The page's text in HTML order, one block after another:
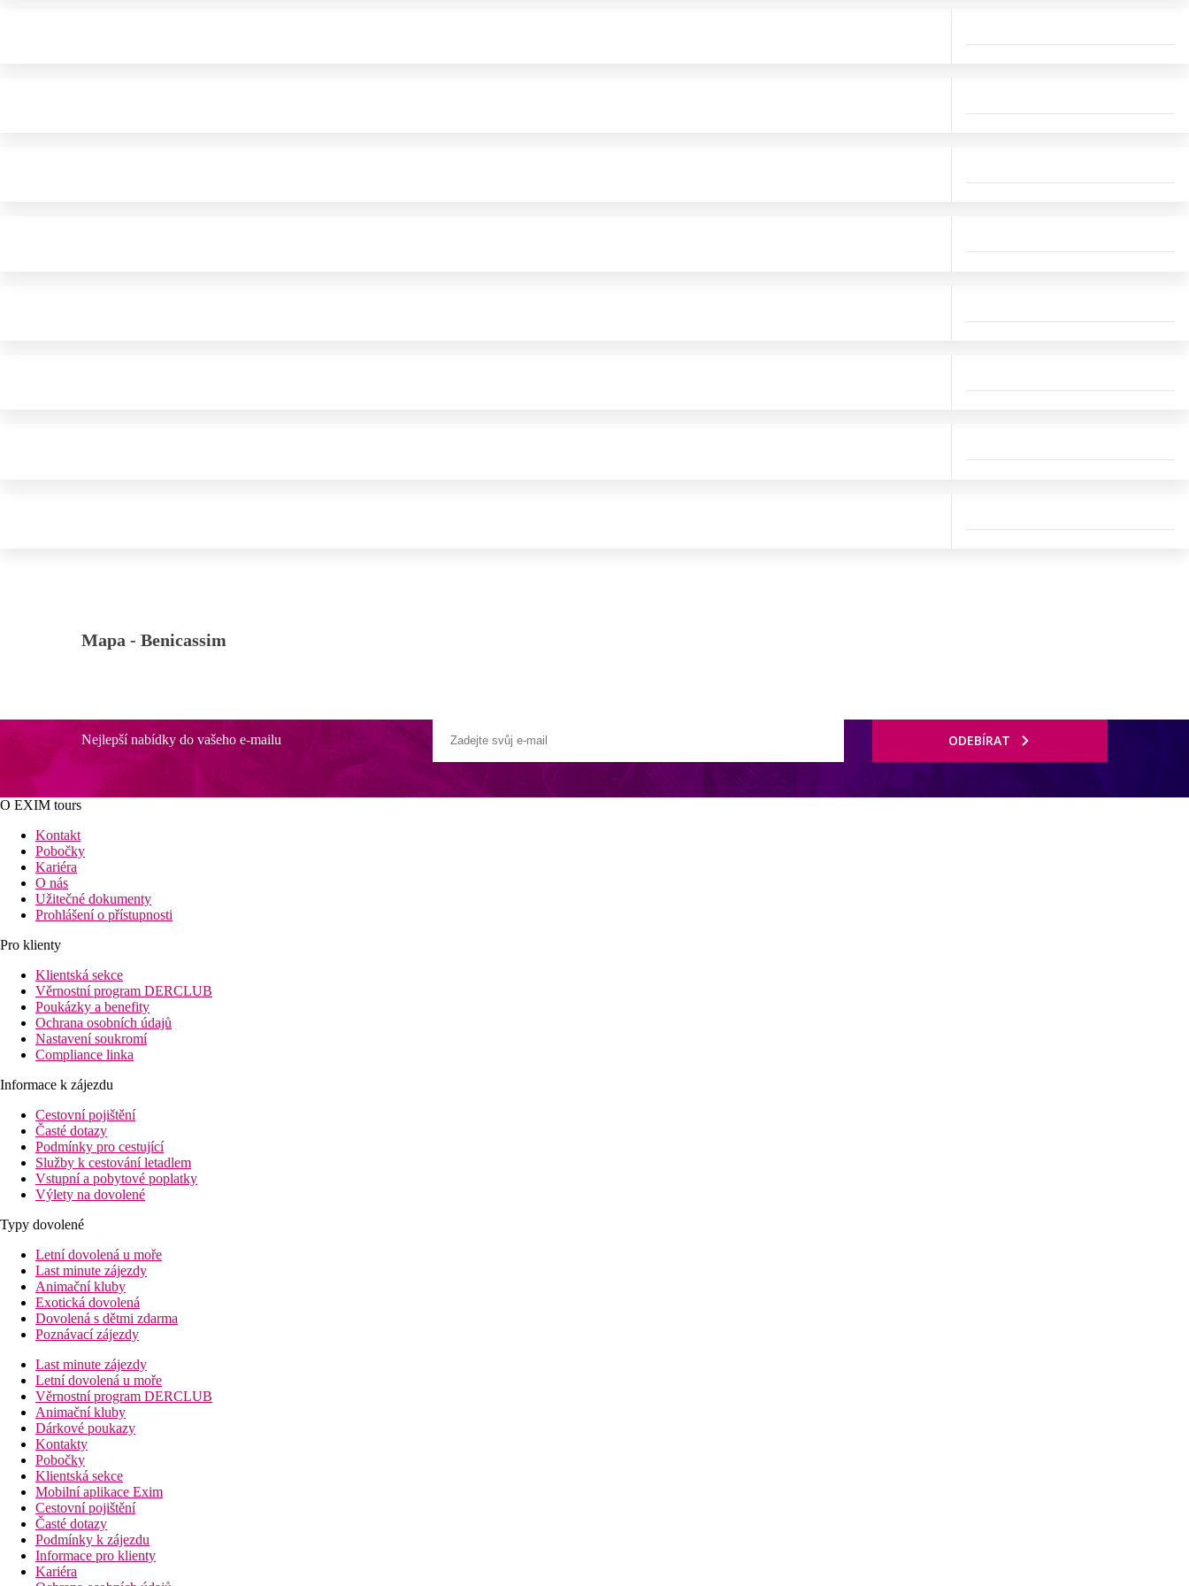
Mapa - Benicassim
Nejlepší nabídky do vašeho e-mailu ODEBÍRAT
O EXIM tours
Kontakt
Pobočky
Kariéra
O nás
Užitečné dokumenty
Prohlášení o přístupnosti
Pro klienty
Klientská sekce
Věrnostní program DERCLUB
Poukázky a benefity
Ochrana osobních údajů
Nastavení soukromí
Compliance linka
Informace k zájezdu
Cestovní pojištění
Časté dotazy
Podmínky pro cestující
Služby k cestování letadlem
Vstupní a pobytové poplatky
Výlety na dovolené
Typy dovolené
Letní dovolená u moře
Last minute zájezdy
Animační kluby
Exotická dovolená
Dovolená s dětmi zdarma
Poznávací zájezdy
Last minute zájezdy
Letní dovolená u moře
Věrnostní program DERCLUB
Animační kluby
Dárkové poukazy
Kontakty
Pobočky
Klientská sekce
Mobilní aplikace Exim
Cestovní pojištění
Časté dotazy
Podmínky k zájezdu
Informace pro klienty
Kariéra